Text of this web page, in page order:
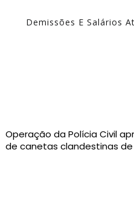
Demissões E Salários
Operação da Polícia Civil
de canetas clandestinas